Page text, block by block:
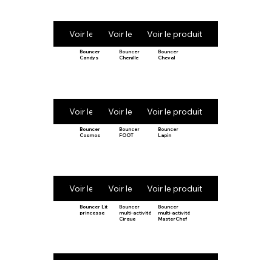
Voir le produitVoir le produitVoir le produit
Bouncer
Candys
Voir le produit
Bouncer
Chenille
Voir le produit
Bouncer
Cheval
Voir le produit
Bouncer
Cosmos
Voir le produit
Bouncer
FOOT
Voir le produit
Bouncer
Lapin
Voir le produit
Bouncer Lit
princesse
Bouncer
multi-activité
Cirque
Bouncer
multi-activité
MasterChef